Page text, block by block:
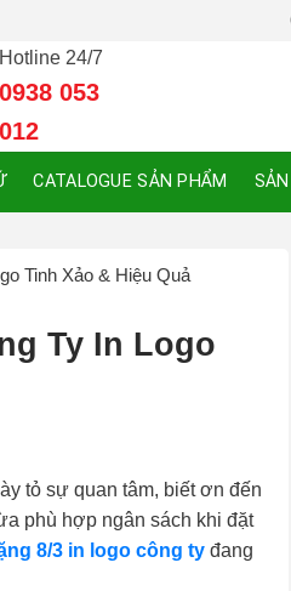
Hotline 24/7
0938 053
012
CATALOGUE SẢN PHẨM
Tinh Xảo & Hiệu Quả
Ty In Logo
tỏ sự quan tâm, biết ơn đến
phù hợp ngân sách khi đặt
8/3 in logo công ty đang